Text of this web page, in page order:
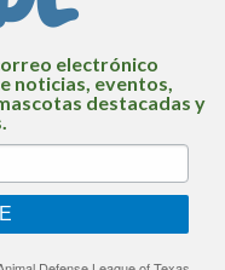
electrónico
noticias, eventos,
destacadas y